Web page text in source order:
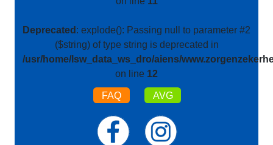
Deprecated : explode(): Passing null to parameter #2
($string) of type string is deprecated in
/usr/home/lsw_data_ws_dro/aiens/
on line 12
FAQ AVG